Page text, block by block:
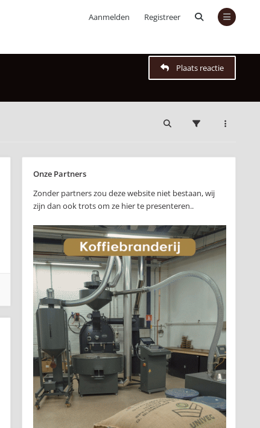
Aanmelden Registreer
Plaats reactie
Onze Partners
Zonder partners zou deze website niet bestaan, wij
zijn dan ook trots om ze hier te presenteren..